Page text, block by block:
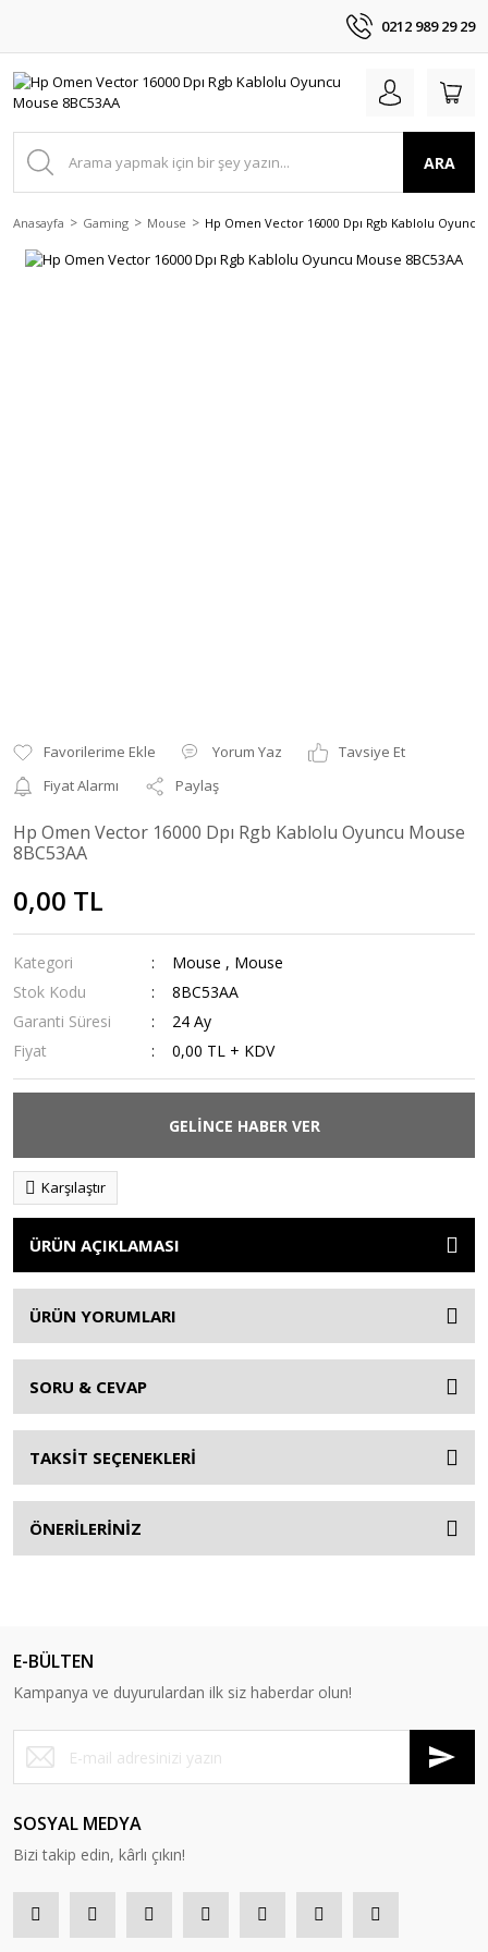
0212 989 29 29
ARA
Anasayfa Gaming Mouse Hp Omen Vector 16000 Dpı Rgb Kablolu Oyuncu
Yorum Yaz
Tavsiye Et
Fiyat Alarmı
Paylaş
Hp Omen Vector 16000 Dpı Rgb Kablolu Oyuncu Mouse
8BC53AA
0,00 TL
Kategori Mouse , Mouse
Stok Kodu
8BC53AA
Garanti Süresi
24 Ay
Fiyat
0,00 TL + KDV
GELİNCE HABER VER
Karşılaştır
ÜRÜN AÇIKLAMASI
ÜRÜN YORUMLARI
SORU & CEVAP
TAKSİT SEÇENEKLERİ
ÖNERİLERİNİZ
E-BÜLTEN
Kampanya ve duyurulardan ilk siz haberdar olun!
SOSYAL MEDYA
Bizi takip edin, kârlı çıkın!